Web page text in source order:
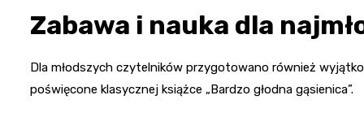
Zabawa i nauka dla
Dla młodszych czytelników przygotowano również
poświęcone klasycznej książce „Bardzo głodna gąsienica”.